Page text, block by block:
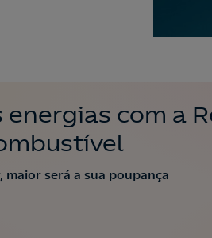
energias com a
será a sua poupança